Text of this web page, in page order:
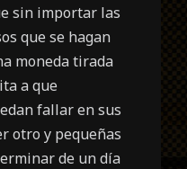
sin importar las
que se hagan
moneda tirada
a que
fallar en sus
otro y pequeñas
de un día